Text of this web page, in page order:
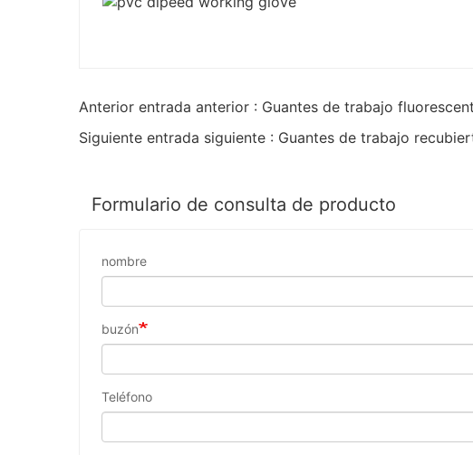
Anterior entrada anterior : Guantes de trabajo
Siguiente entrada siguiente : Guantes de trabajo
Formulario de consulta de producto
nombre
buzón
Teléfono